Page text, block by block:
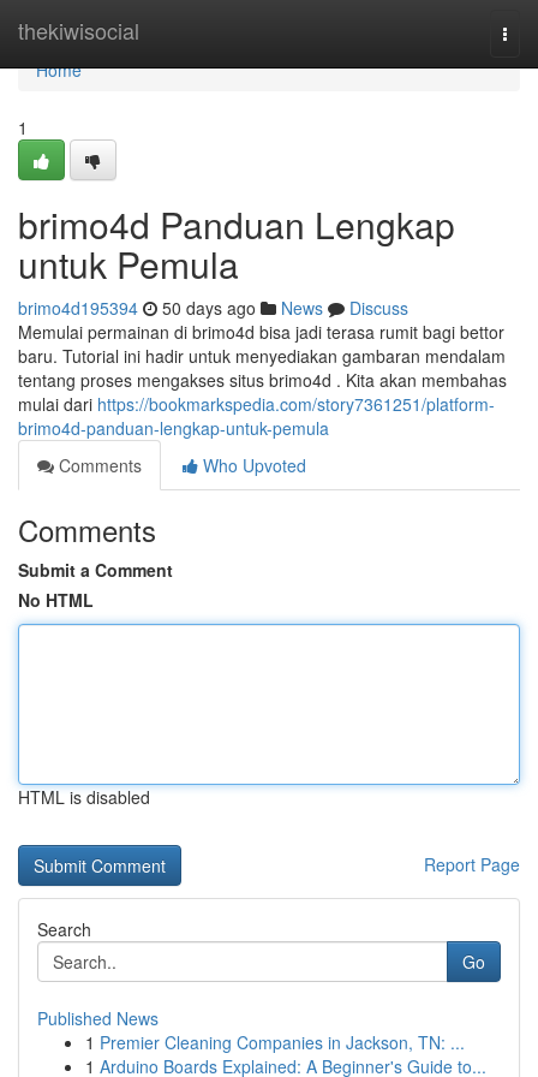
thekiwisocial
Home
Home
1
brimo4d Panduan Lengkap
untuk Pemula
brimo4d195394 50 days ago News
Discuss
Memulai permainan di brimo4d bisa jadi terasa rumit bagi bettor
baru. Tutorial ini hadir untuk menyediakan gambaran mendalam
tentang proses mengakses situs brimo4d . Kita akan membahas
mulai dari https://bookmarkspedia.com/story7361251/platform-
brimo4d-panduan-lengkap-untuk-pemula
Comments
Who Upvoted
Comments
Submit a Comment
No HTML
HTML is disabled
Report Page
Search
Go
Published News
1 Premier Cleaning Companies in Jackson, TN: ...
1 Arduino Boards Explained: A Beginner's Guide to...